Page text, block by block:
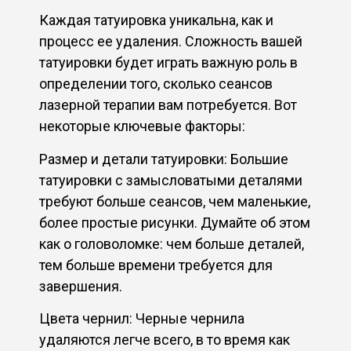
Каждая татуировка уникальна, как и
процесс ее удаления. Сложность вашей
татуировки будет играть важную роль в
определении того, сколько сеансов
лазерной терапии вам потребуется. Вот
некоторые ключевые факторы:
Размер и детали татуировки: Большие
татуировки с замысловатыми деталями
требуют больше сеансов, чем маленькие,
более простые рисунки. Думайте об этом
как о головоломке: чем больше деталей,
тем больше времени требуется для
завершения.
Цвета чернил: Черные чернила
удаляются легче всего, в то время как